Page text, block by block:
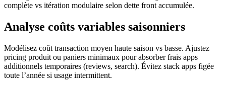
complète vs itération modulaire selon dette front accumulée.
Analyse coûts variables saisonniers
Modélisez coût transaction moyen haute saison vs basse. Ajustez
pricing produit ou paniers minimaux pour absorber frais apps
additionnels temporaires (reviews, search). Évitez stack apps figée
toute l’année si usage intermittent.